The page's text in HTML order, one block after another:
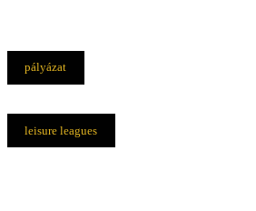
pályázat
leisure leagues